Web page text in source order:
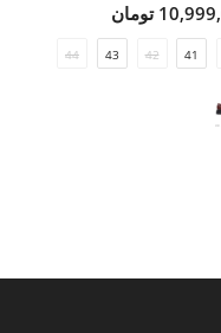
تومان
41
42
43
44